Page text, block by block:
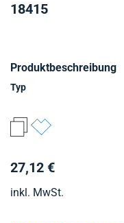
18415
Produktbeschreibung
Typ
27,12 €
inkl. MwSt.